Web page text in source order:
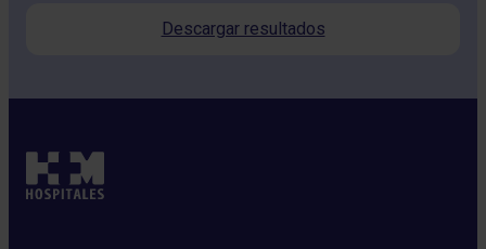
Descargar resultados